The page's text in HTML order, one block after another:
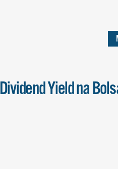
Dividend Yield na